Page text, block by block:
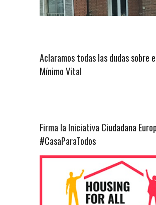
Aclaramos todas las dudas sobre
Mínimo Vital
Firma la Iniciativa Ciudadana
#CasaParaTodos